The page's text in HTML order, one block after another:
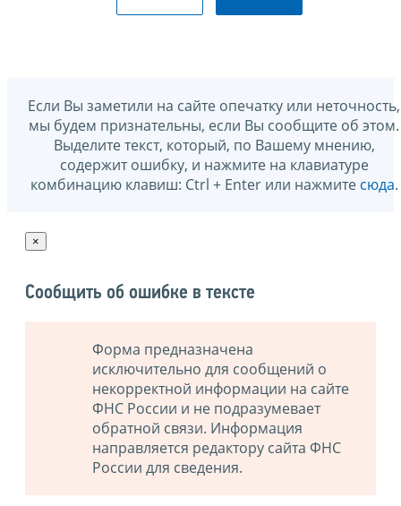
Если Вы заметили на сайте опечатку или неточность,
мы будем признательны, если Вы сообщите об этом.
Выделите текст, который, по Вашему мнению,
содержит ошибку, и нажмите на клавиатуре
комбинацию клавиш: Ctrl + Enter или нажмите сюда.
×
Сообщить об ошибке в тексте
Форма предназначена
исключительно для сообщений о
некорректной информации на сайте
ФНС России и не подразумевает
обратной связи. Информация
направляется редактору сайта ФНС
России для сведения.